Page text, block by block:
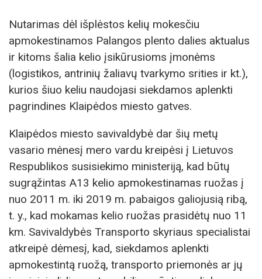
Nutarimas dėl išplėstos kelių mokesčiu
apmokestinamos Palangos plento dalies aktualus
ir kitoms šalia kelio įsikūrusioms įmonėms
(logistikos, antrinių žaliavų tvarkymo srities ir kt.),
kurios šiuo keliu naudojasi siekdamos aplenkti
pagrindines Klaipėdos miesto gatves.
Klaipėdos miesto savivaldybė dar šių metų
vasario mėnesį mero vardu kreipėsi į Lietuvos
Respublikos susisiekimo ministeriją, kad būtų
sugrąžintas A13 kelio apmokestinamas ruožas į
nuo 2011 m. iki 2019 m. pabaigos galiojusią ribą,
t. y., kad mokamas kelio ruožas prasidėtų nuo 11
km. Savivaldybės Transporto skyriaus specialistai
atkreipė dėmesį, kad, siekdamos aplenkti
apmokestintą ruožą, transporto priemonės ar jų